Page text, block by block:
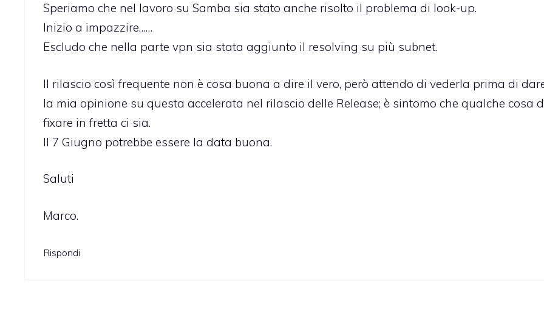
Speriamo che nel lavoro su Samba sia stato anche risolto il problema di look-up.
Inizio a impazzire……
Escludo che nella parte vpn sia stata aggiunto il resolving su più subnet.
Il rilascio così frequente non è cosa buona a dire il vero, però attendo di vederla prima di
la mia opinione su questa accelerata nel rilascio delle Release; è sintomo che qualche cosa
fixare in fretta ci sia.
Il 7 Giugno potrebbe essere la data buona.
Saluti
Marco.
Rispondi